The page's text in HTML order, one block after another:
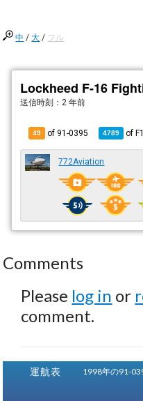
中 /大 / フル
Lockheed F-16
送信時刻： 2 年前
49 of 91-0395 4789 of
772Aviation
Comments
Please log in or
comment.
運航表 1998年の91-